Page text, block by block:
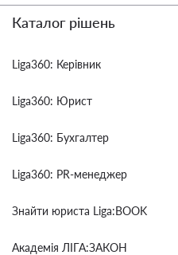
Каталог рішень
Liga360: Керівник
Liga360: Юрист
Liga360: Бухгалтер
Liga360: PR-менеджер
Знайти юриста Liga:BOOK
Академія ЛІГА:ЗАКОН